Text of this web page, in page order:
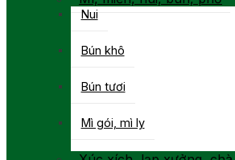
Nui
Bún khô
Bún tươi
Mì gói, mì ly